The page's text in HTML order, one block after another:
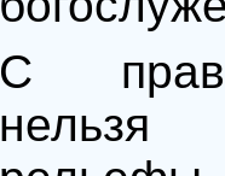
С
нельзя